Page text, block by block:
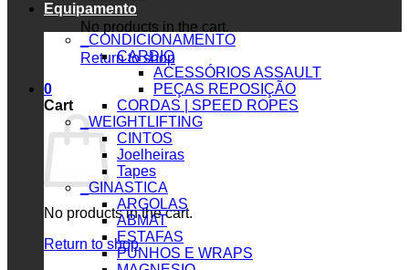
No products in the cart.
Return to shop
0
Cart
No products in the cart.
Return to shop
Equipamento
_CONDICIONAMENTO
CARDIO
ACESSÓRIOS ASSAULT
PEÇAS REPOSIÇÃO
CORDAS | SPEED ROPES
_WEIGHTLIFTING
CINTOS
Joelheiras
Tapes
_GINASTICA
ARGOLAS
ABMAT
ESTAFAS
PUNHOS E WRAPS